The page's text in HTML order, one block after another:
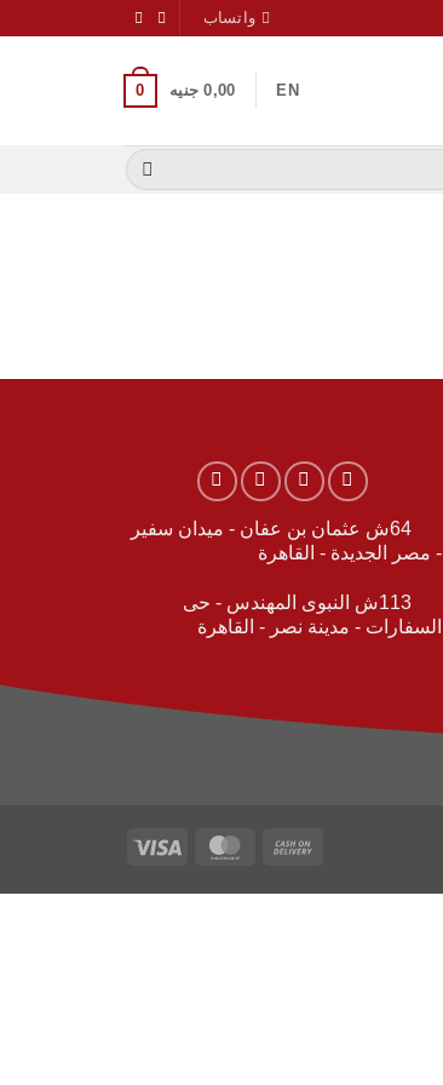
واتساب
EN
0,00 جنيه 0
64ش عثمان بن عفان - ميدان سفير
- مصر الجديدة - القاهرة
113ش النبوى المهندس - حى
السفارات - مدينة نصر - القاهرة
Cash
Delivery
MasterCard